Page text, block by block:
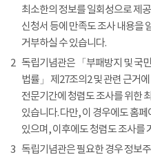
최소한의 정보를 일회성으로 제
신청서 등에 만족도 조사 내용을
거부하실 수 있습니다.
2 독립기념관은 「부패방지 및 국
법률」 제27조의2 및 관련 근거
전문기간에 청렴도 조사를 위한
있습니다. 다만, 이 경우에도 홈
있으며, 이후에도 청렴도 조사를
3 독립기념관은 필요한 경우 정보